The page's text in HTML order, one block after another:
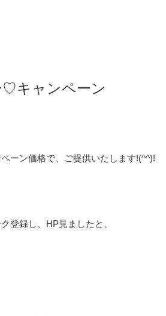
♡キャンペーン
ーン価格で、ご提供いたします!(^^)!
登録し、HP見ましたと、